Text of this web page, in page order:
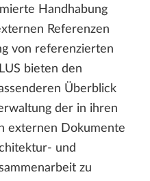
Handhabung
Referenzen
von referenzierten
bieten den
Überblick
der in ihren
externen Dokumente
und
zu